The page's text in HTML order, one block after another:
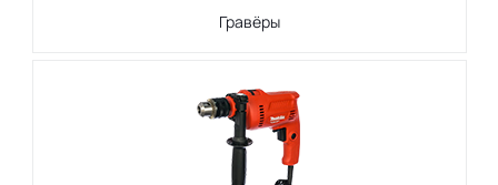
Гравёры